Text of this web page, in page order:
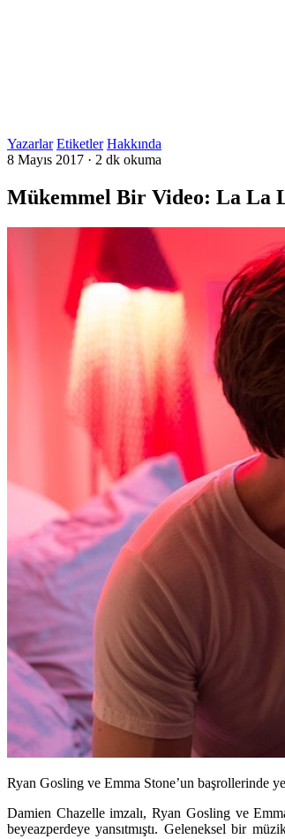
Yazarlar Etiketler Hakkında
8 Mayıs 2017 · 2 dk okuma
Mükemmel Bir Video: La La
Ryan Gosling ve Emma Stone’un başrollerinde
Damien Chazelleimzalı,Ryan Goslingve
beyeazperdeye yansıtmıştı. Geleneksel bir